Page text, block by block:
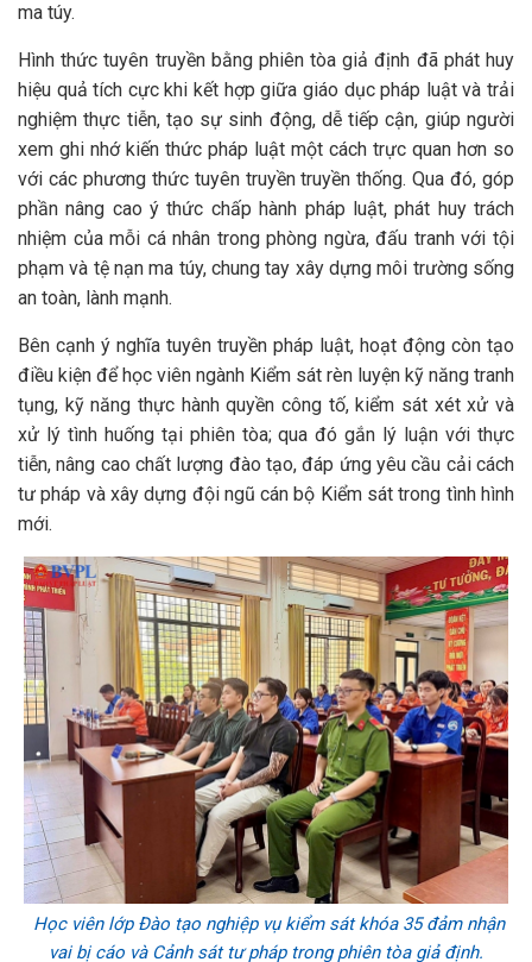
ma túy.
Hình thức tuyên truyền bằng phiên tòa giả định đã phát huy
hiệu quả tích cực khi kết hợp giữa giáo dục pháp luật và trải
nghiệm thực tiễn, tạo sự sinh động, dễ tiếp cận, giúp người
xem ghi nhớ kiến thức pháp luật một cách trực quan hơn so
với các phương thức tuyên truyền truyền thống. Qua đó, góp
phần nâng cao ý thức chấp hành pháp luật, phát huy trách
nhiệm của mỗi cá nhân trong phòng ngừa, đấu tranh với tội
phạm và tệ nạn ma túy, chung tay xây dựng môi trường sống
an toàn, lành mạnh.
Bên cạnh ý nghĩa tuyên truyền pháp luật, hoạt động còn tạo
điều kiện để học viên ngành Kiểm sát rèn luyện kỹ năng tranh
tụng, kỹ năng thực hành quyền công tố, kiểm sát xét xử và
xử lý tình huống tại phiên tòa; qua đó gắn lý luận với thực
tiễn, nâng cao chất lượng đào tạo, đáp ứng yêu cầu cải cách
tư pháp và xây dựng đội ngũ cán bộ Kiểm sát trong tình hình
mới.
Học viên lớp Đào tạo nghiệp vụ kiểm sát khóa 35 đảm nhận
vai bị cáo và Cảnh sát tư pháp trong phiên tòa giả định.